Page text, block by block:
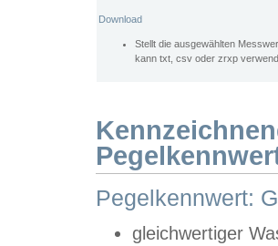
Download
Stellt die ausgewählten
kann txt, csv oder zrxp
Pegelkennwert:
gleichwertiger